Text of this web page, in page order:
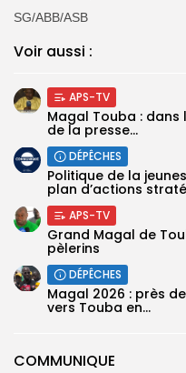
COMMUNIQUE
SG/ABB/ASB
Voir aussi :
APS-TV
Magal Touba :
de la presse...
DÉPÊCHES
Politique de la
plan d’actions
APS-TV
Grand Magal de
pèlerins
DÉPÊCHES
Magal 2026 : près
vers Touba en...